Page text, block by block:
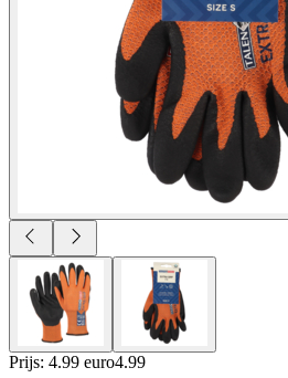
Prijs: 4.99 euro4.99